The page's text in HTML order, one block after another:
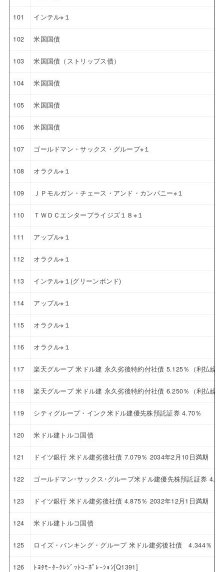
101 インテル※１
102 米国国債
103 米国国債（ストリップス債）
104 米国国債
105 米国国債
106 米国国債
107 ゴールドマン・サックス・グループ※１
108 オラクル※１
109 ＪＰモルガン・チェース・アンド・カンパニー※１
110 ＴＷＤＣエンタープライジズ１８※１
111 アップル※１
112 オラクル※１
113 インテル※１(グリーンボンド)
114 アップル※１
115 オラクル※１
116 オラクル※１
117 楽天グループ 米ドル建 永久劣後特約付社債 5.125％（利払繰
118 楽天グループ 米ドル建 永久劣後特約付社債 6.250％（利払繰
119 シティグループ・インク米ドル建優先株預託証券 4.70％
120 米ドル建トルコ国債
121 ドイツ銀行 米ドル建劣後社債 7.079％ 2034年2月10日満期
122 ゴールドマン･サックス･グループ米ドル建優先株預託証券
123 ドイツ銀行 米ドル建劣後社債 4.875％ 2032年12月1日満期
124 米ドル建トルコ国債
125 ロイズ・バンキング・グループ 米ドル建劣後社債 4.344％
126 ﾄﾖﾀﾓｰﾀｰｸﾚｼﾞｯﾄｺｰﾎﾟﾚｰｼｮﾝ[Q1391]